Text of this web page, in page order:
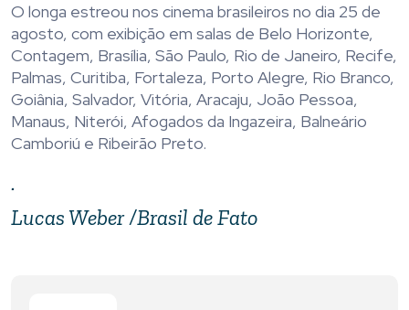
O longa estreou nos cinema brasileiros no dia 25 de
agosto, com exibição em salas de Belo Horizonte,
Contagem, Brasília, São Paulo, Rio de Janeiro, Recife,
Palmas, Curitiba, Fortaleza, Porto Alegre, Rio Branco,
Goiânia, Salvador, Vitória, Aracaju, João Pessoa,
Manaus, Niterói, Afogados da Ingazeira, Balneário
Camboriú e Ribeirão Preto.
.
Lucas Weber /Brasil de Fato